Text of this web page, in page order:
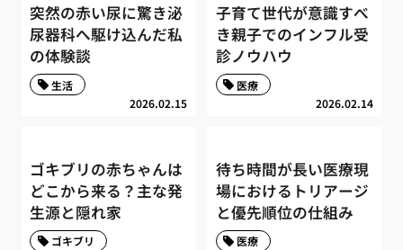
突然の赤い尿に驚き泌
尿器科へ駆け込んだ私
の体験談
2026.02.15
生活
子育て世代が意識すべ
き親子でのインフル受
診ノウハウ
2026.02.14
医療
ゴキブリの赤ちゃんは
どこから来る？主な発
生源と隠れ家
ゴキブリ
待ち時間が長い医療現
場におけるトリアージ
と優先順位の仕組み
医療